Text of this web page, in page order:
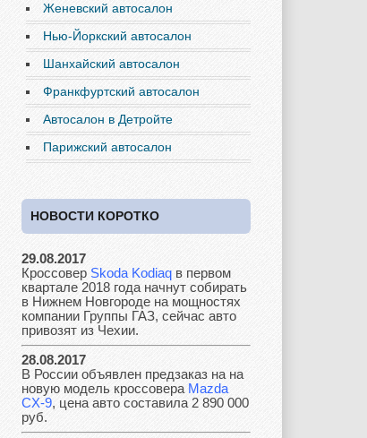
Daewoo Dodge
Ferrari Fiat Ford
Great Wall GAC
Geely Holden Honda
Hyundai Infiniti JAC
Женевский автосалон
Нью-Йоркский автосалон
Шанхайский автосалон
Франкфуртский автосалон
Автосалон в Детройте
Парижский автосалон
НОВОСТИ КОРОТКО
29.08.2017
Кроссовер Skoda Kodiaq в первом
квартале 2018 года начнут собирать
в Нижнем Новгороде на мощностях
компании Группы ГАЗ, сейчас авто
привозят из Чехии.
28.08.2017
В России объявлен предзаказ на на
новую модель кроссовера Mazda
CX-9, цена авто составила 2 890 000
руб.